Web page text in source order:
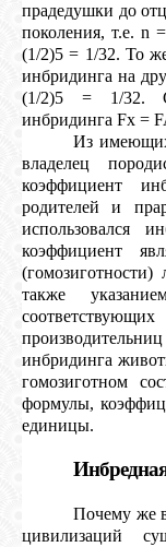
прадедушки до
поколения, т.е. n
(1/2)5 = 1/32. То
инбридинга на
(1/2)5 = 1/32.
инбридинга Fx =
Из
владелец
коэффициент
родителей и
использовался
коэффициент
также
инбридинга
гомозиготном
формулы,
единицы.
Инбредная
Почему же
цивилизаций